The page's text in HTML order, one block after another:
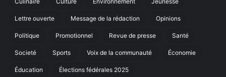
de
Lettre ouverte Message de la rédaction Opinions
Politique Promotionnel Revue de presse Santé
Societé Sports Voix de la communauté Économie
Éducation Élections fédérales 2025